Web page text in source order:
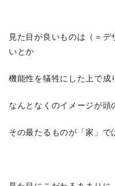
見た目が良いものは（＝
いとか
機能性を犠牲にした上で成
なんとなくのイメージが頭
その最たるものが「家」で